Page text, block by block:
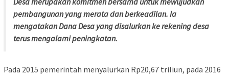
pembangunan yang merata dan berkeadilan. Ia
mengatakan Dana Desa yang disalurkan ke rekening desa
terus mengalami peningkatan.
Pada 2015 pemerintah menyalurkan Rp20,67 triliun, pada 2016